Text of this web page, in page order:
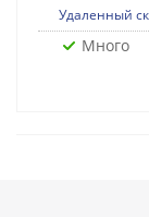
Удаленный
Много